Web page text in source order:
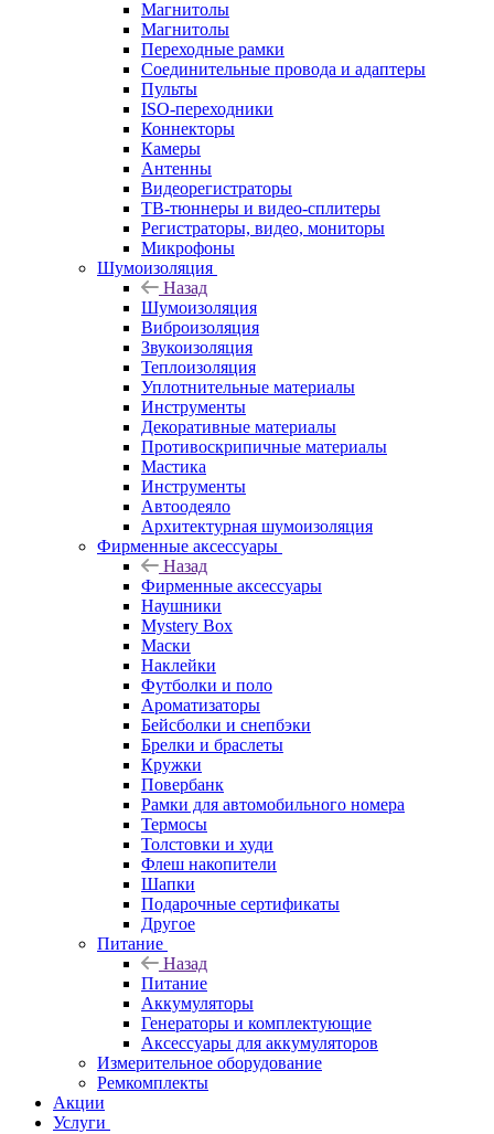
Магнитолы
Магнитолы
Переходные рамки
Соединительные провода и адаптеры
Пульты
ISO-переходники
Коннекторы
Камеры
Антенны
Видеорегистраторы
ТВ-тюннеры и видео-сплитеры
Регистраторы, видео, мониторы
Микрофоны
Шумоизоляция
Назад
Шумоизоляция
Виброизоляция
Звукоизоляция
Теплоизоляция
Уплотнительные материалы
Инструменты
Декоративные материалы
Противоскрипичные материалы
Мастика
Инструменты
Автоодеяло
Архитектурная шумоизоляция
Фирменные аксессуары
Назад
Фирменные аксессуары
Наушники
Mystery Box
Маски
Наклейки
Футболки и поло
Ароматизаторы
Бейсболки и снепбэки
Брелки и браслеты
Кружки
Повербанк
Рамки для автомобильного номера
Термосы
Толстовки и худи
Флеш накопители
Шапки
Подарочные сертификаты
Другое
Питание
Назад
Питание
Аккумуляторы
Генераторы и комплектующие
Аксессуары для аккумуляторов
Измерительное оборудование
Ремкомплекты
Акции
Услуги